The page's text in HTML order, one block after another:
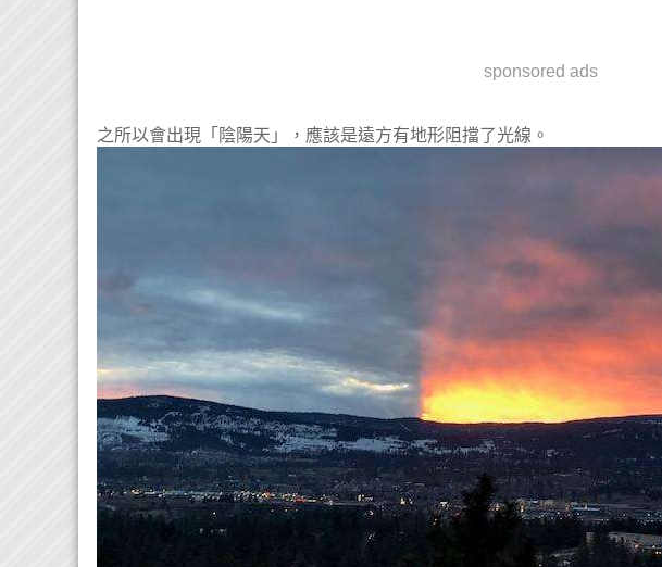
sponsored ads
之所以會出現「陰陽天」，應該是遠方有地形阻擋了光線。